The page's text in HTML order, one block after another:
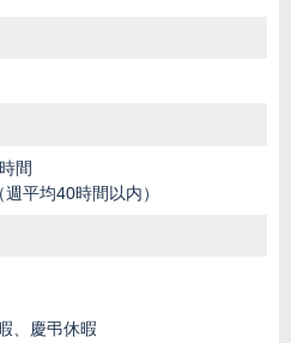
間
平均40時間以内）
、慶弔休暇